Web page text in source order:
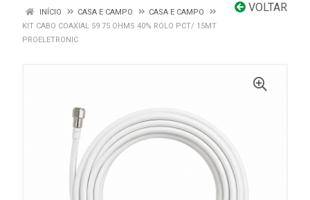
VOLTAR
INÍCIO CASA E CAMPO
CASA E CAMPO
KIT CABO COAXIAL 59 75 OHMS 40% ROLO PCT/ 15MT
PROELETRONIC